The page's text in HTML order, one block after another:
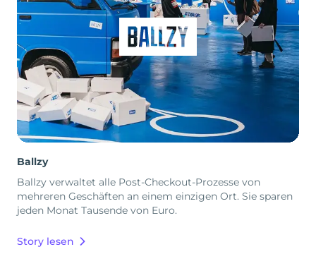
Ballzy
Ballzy verwaltet alle Post-Checkout-Prozesse von
mehreren Geschäften an einem einzigen Ort. Sie sparen
jeden Monat Tausende von Euro.
Story lesen